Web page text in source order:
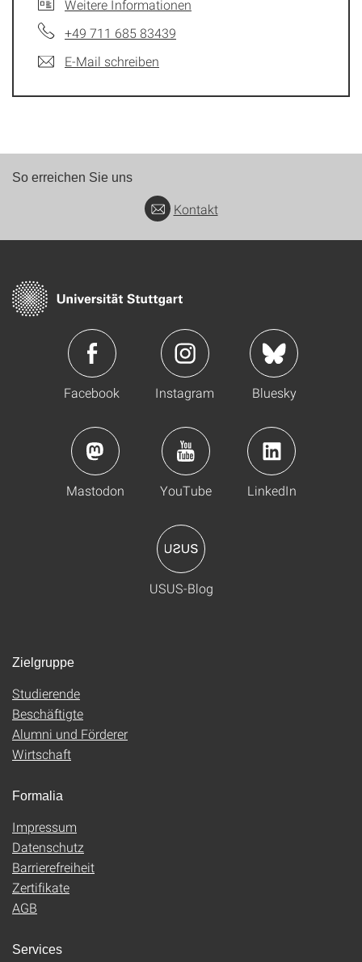
Weitere Informationen
+49 711 685 83439
E-Mail schreiben
So erreichen Sie uns
Kontakt
Facebook Instagram Bluesky
Mastodon YouTube LinkedIn
USUS-Blog
Zielgruppe
Studierende
Beschäftigte
Alumni und Förderer
Wirtschaft
Formalia
Impressum
Datenschutz
Barrierefreiheit
Zertifikate
AGB
Services